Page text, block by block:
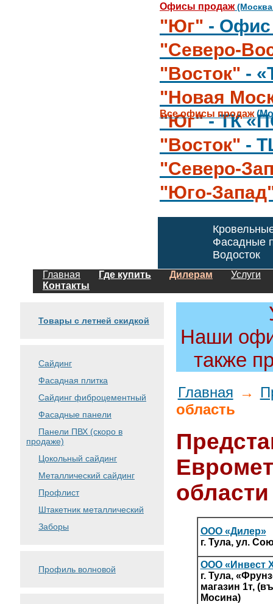
Офисы продаж(Москва
"Юг" -
"Северо-
"Восток" -
"Новая
"Юг"- ТК
"Восток" -
"Северо-
"Юго-
Все офисы продаж
Фасадные
Водосток
Главная Где купить Дилерам
Услуги
Контакты
Товары с летней скидкой
Сайдинг
Фасадная плитка
Сайдинг фиброцементный
Фасадные панели
Панели ПВХ (скоро в
продаже)
Цокольный сайдинг
Металлический сайдинг
Профлист
Штакетник металлический
Заборы
Профиль волновой
Наши
также
Главная →
область
области
ООО «Дилер»
г. Тула, ул.
ООО «Инвест
г. Тула,
магазин 1т,
Мосина)